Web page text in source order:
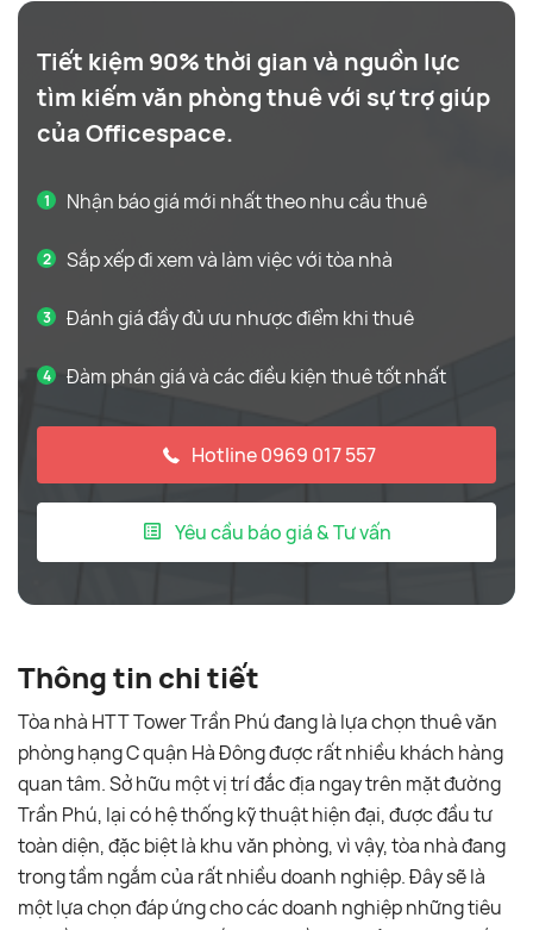
Tiết kiệm 90% thời gian và nguồn lực
tìm kiếm văn phòng thuê với sự trợ giúp
của Officespace.
Nhận báo giá mới nhất theo nhu cầu thuê
Sắp xếp đi xem và làm việc với tòa nhà
Đánh giá đầy đủ ưu nhược điểm khi thuê
Đàm phán giá và các điều kiện thuê tốt nhất
Hotline 0969 017 557
Yêu cầu báo giá & Tư vấn
Thông tin chi tiết
Tòa nhà HTT Tower Trần Phú đang là lựa chọn thuê văn
phòng hạng C quận Hà Đông được rất nhiều khách hàng
quan tâm. Sở hữu một vị trí đắc địa ngay trên mặt đường
Trần Phú, lại có hệ thống kỹ thuật hiện đại, được đầu tư
toàn diện, đặc biệt là khu văn phòng, vì vậy, tòa nhà đang
trong tầm ngắm của rất nhiều doanh nghiệp. Đây sẽ là
một lựa chọn đáp ứng cho các doanh nghiệp những tiêu